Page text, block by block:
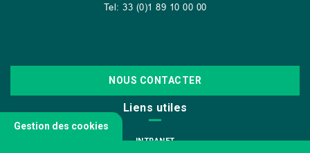
Tel: 33 (0)1 89 10 00 00
NOUS CONTACTER
Liens utiles
INTRANET
Gestion des cookies